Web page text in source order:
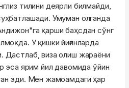
тилини деярли билмайди,
Умуман олганда
қарши баҳсдан сўнг
У қишки йиғинларда
Дастлаб, виза олиш жараёни
эса ярим йил давомида ўйин
эди. Мен жамоамдаги ҳар